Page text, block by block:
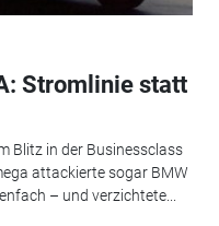
Stromlinie statt
Blitz in der Businessclass
attackierte sogar BMW
– und verzichtete...